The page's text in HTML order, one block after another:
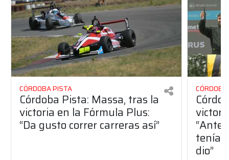
CÓRDOBA PISTA
Córdoba Pista: Massa, tras la
victoria en la Fórmula Plus:
“Da gusto correr carreras así”
dio”